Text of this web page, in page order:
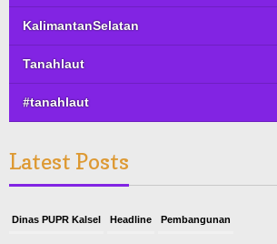
KalimantanSelatan
Tanahlaut
#tanahlaut
Latest Posts
Dinas PUPR Kalsel Headline Pembangunan